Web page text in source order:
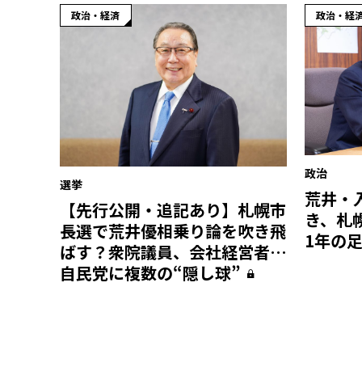
政治・経済
選挙
【先行公開・追記あり】札幌市
長選で荒井優相乗り論を吹き飛
ばす？衆院議員、会社経営者…
自民党に複数の“隠し球”
政治・経
政治
荒井・
き、札
1年の